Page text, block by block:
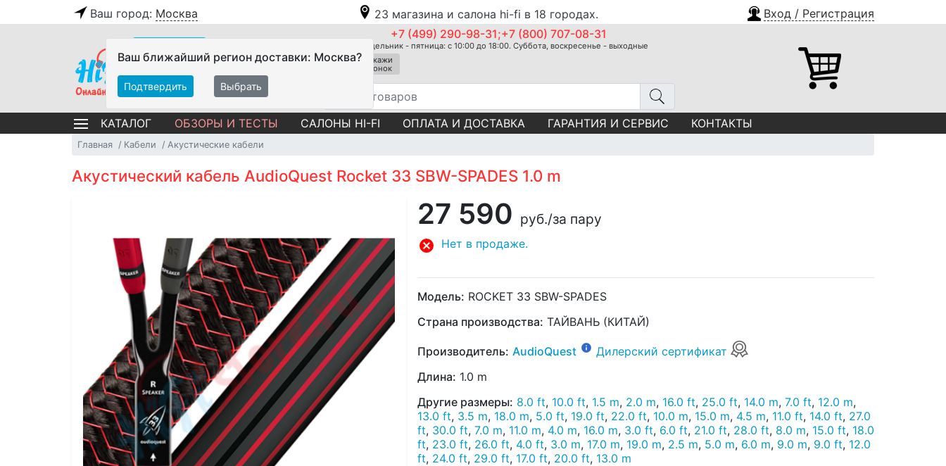
Ваш город: Москва 23 магазина и салона hi-fi в 18 городах. Вход / Регистрация
Ваш ближайший регион доставки: Москва?
Подтвердить Выбрать
+7 (499) 290-98-31;+7 (800) 707-08-31
Понедельник - пятница: с 10:00 до 18:00. Суббота, воскресенье - выходные
Закажи
звонок
КАТАЛОГ ОБЗОРЫ И ТЕСТЫ САЛОНЫ HI-FI ОПЛАТА И ДОСТАВКА ГАРАНТИЯ И СЕРВИС КОНТАКТЫ
Главная Кабели Акустические кабели
Акустический кабель AudioQuest Rocket 33 SBW-SPADES 1.0 m
27 590 руб./за пару
Нет в продаже.
Модель: ROCKET 33 SBW-SPADES
Страна производства: ТАЙВАНЬ (КИТАЙ)
Производитель: AudioQuest
Дилерский сертификат
Длина: 1.0 m
Другие размеры: 8.0 ft, 10.0 ft, 1.5 m, 2.0 m, 16.0 ft, 25.0 ft, 14.0 m, 7.0 ft, 12.0 m,
13.0 ft, 3.5 m, 18.0 m, 5.0 ft, 19.0 ft, 22.0 ft, 10.0 m, 15.0 m, 4.5 m, 11.0 ft, 14.0 ft, 27.0
ft, 30.0 ft, 7.0 m, 11.0 m, 4.0 m, 16.0 m, 3.0 ft, 6.0 ft, 21.0 ft, 28.0 ft, 8.0 m, 15.0 ft, 18.0
ft, 23.0 ft, 26.0 ft, 4.0 ft, 3.0 m, 17.0 m, 19.0 m, 2.5 m, 5.0 m, 6.0 m, 9.0 m, 9.0 ft, 12.0
ft, 24.0 ft, 29.0 ft, 17.0 ft, 20.0 ft, 13.0 m